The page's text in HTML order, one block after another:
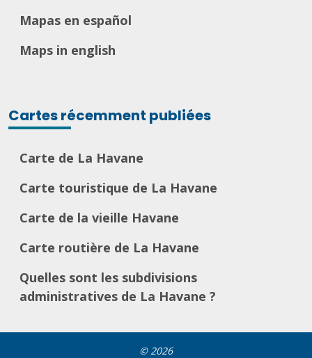
Mapas en español
Maps in english
Cartes récemment publiées
Carte de La Havane
Carte touristique de La Havane
Carte de la vieille Havane
Carte routière de La Havane
Quelles sont les subdivisions
administratives de La Havane ?
© 2026